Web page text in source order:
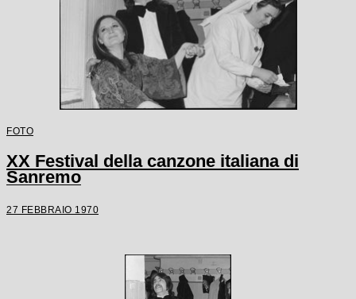
FOTO
XX Festival della canzone italiana di
Sanremo
27 FEBBRAIO 1970